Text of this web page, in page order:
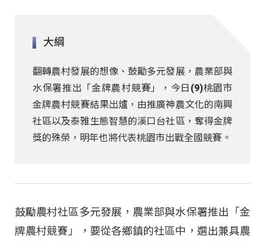
大綱
翻轉農村發展的想像、鼓勵多元發展，農業部與
水保署推出「金牌農村競賽」，今日(9)桃園市
金牌農村競賽結果出爐，由推廣神農文化的南興
社區以及泰雅生態智慧的溪口台社區，奪得金牌
獎的殊榮，明年也將代表桃園市出戰全國競賽。
鼓勵農村社區多元發展，農業部與水保署推出「金
牌農村競賽」，要從各鄉鎮的社區中，選出兼具農